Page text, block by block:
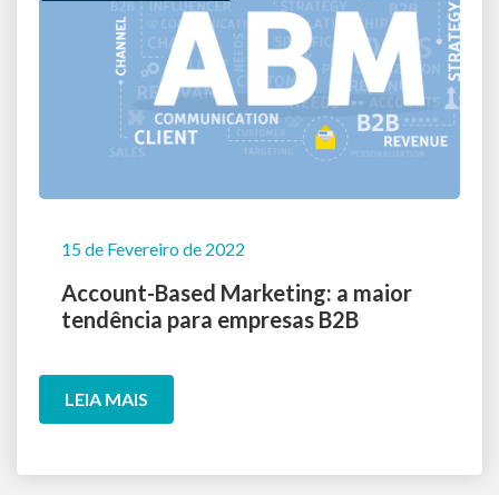
15 de Fevereiro de 2022
Account-Based Marketing: a maior
tendência para empresas B2B
LEIA MAIS